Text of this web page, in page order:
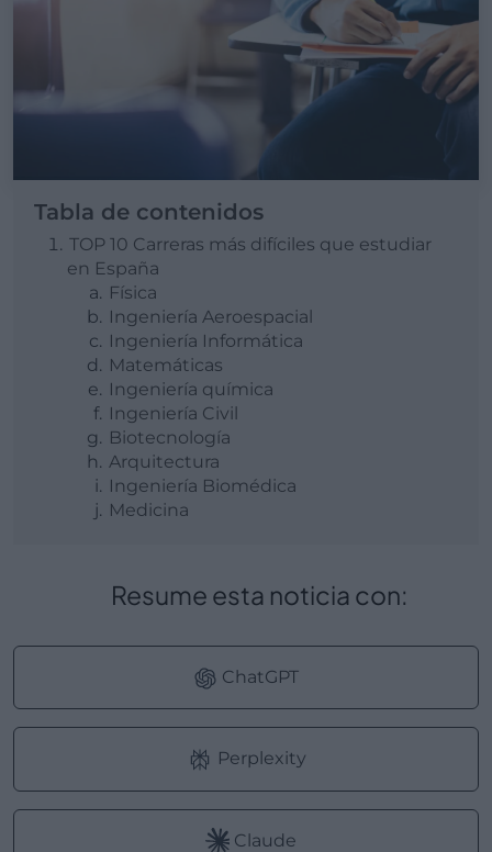
Tabla de contenidos
TOP 10 Carreras más difíciles que estudiar
en España
Física
Ingeniería Aeroespacial
Ingeniería Informática
Matemáticas
Ingeniería química
Ingeniería Civil
Biotecnología
Arquitectura
Ingeniería Biomédica
Medicina
Resume esta noticia con:
ChatGPT
Perplexity
Claude